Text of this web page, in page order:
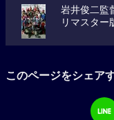
岩井俊二監
リマスター
このページをシェア